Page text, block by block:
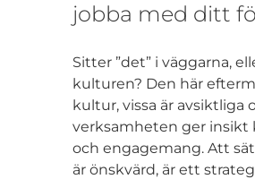
jobba med ditt
Sitter ”det” i väggarna,
kulturen? Den här
kultur, vissa är avsiktliga
verksamheten ger insikt
och engagemang. Att
är önskvärd, är ett